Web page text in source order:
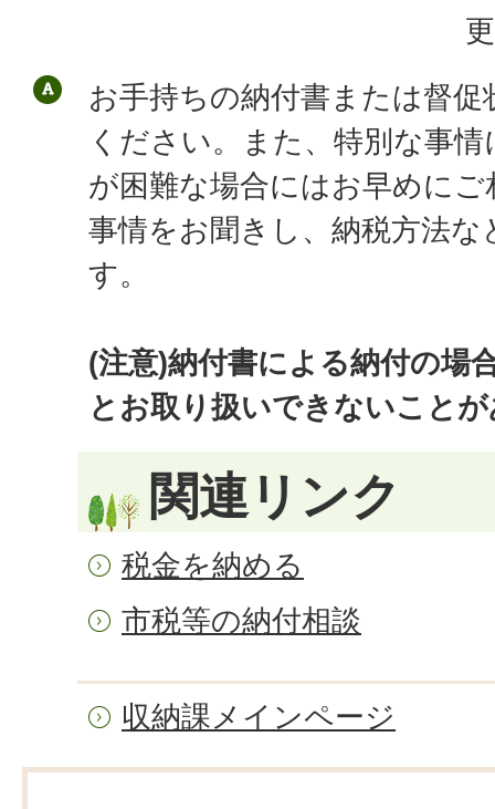
お手持ちの納付書または督
ください。また、特別な事
が困難な場合にはお早めに
事情をお聞きし、納税方法
す。
(注意)納付書による納付の場
とお取り扱いできないこと
関連リンク
税金を納める
市税等の納付相談
収納課メインページ